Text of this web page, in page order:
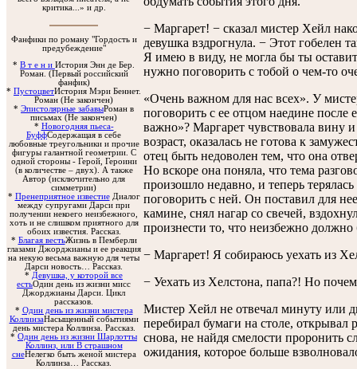
критика...» и др.
Фанфики по роману "Гордость и
предубеждение"
* В т е н и История Энн де Бер.
Роман. (Первый российский
фанфик)
* ПустоцветИстория Мэри Беннет.
Роман (Не закончен)
* Эпистолярные забавыРоман в
письмах (Не закончен)
* Новогодняя пьеса-
БуффСодержащая в себе
любовные треугольники и прочие
фигуры галантной геометрии. С
одной стороны - Герой, Героини
(в количестве – двух). А также
Автор (исключительно для
симметрии)
* Пренеприятное известиеДиалог
между супругами Дарси при
получении некоего неизбежного,
хоть и не слишком приятного для
обоих известия. Рассказ.
* Благая вестьЖизнь в Пемберли
глазами Джорджианы и ее реакция
на некую весьма важную для четы
Дарси новость… Рассказ.
* Девушка, у которой все
естьОдин день из жизни мисс
Джорджианы Дарси. Цикл
рассказов.
* Один день из жизни мистера
КоллинзаНасыщенный событиями
день мистера Коллинза. Рассказ.
* Один день из жизни Шарлотты
Коллинз, или В страшном
снеНелегко быть женой мистера
Коллинза… Рассказ.
− Маргарет! − сказал мистер Хейл
девушка вздрогнула. − Этот гобелен
Я имею в виду, не могла бы ты
нужно поговорить с тобой о чем-то
«Очень важном для нас всех». У
поговорить с ее отцом наедине после
важно»? Маргарет чувствовала вину
возраст, оказалась не готова к
отец быть недоволен тем, что она
Но вскоре она поняла, что тема
произошло недавно, и теперь
поговорить с ней. Он поставил для
камине, снял нагар со свечей,
произнести то, что неизбежно должно
− Маргарет! Я собираюсь уехать из
− Уехать из Хелстона, папа?! Но
Мистер Хейл не отвечал минуту или
перебирал бумаги на столе, открывал
снова, не найдя смелости проронить
ожидания, которое больше